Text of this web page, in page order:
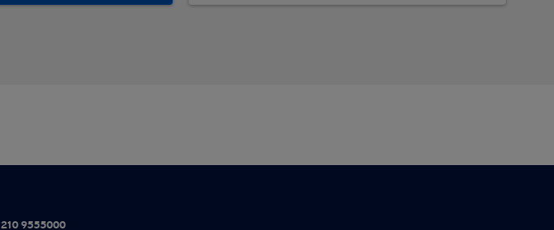
210 9555000